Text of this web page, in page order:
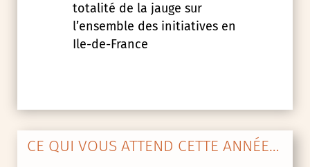
totalité de la jauge sur
l’ensemble des initiatives en
Ile-de-France
CE QUI VOUS ATTEND CETTE ANNÉE…